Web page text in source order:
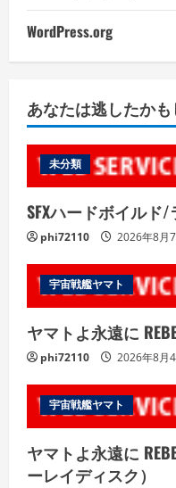
WordPress.org
あなたは逃したか
未分類
SFXハードボイルド
phi72110 2026年8月
宇宙戦艦ヤマト
ヤマトよ永遠に
phi72110 2026年8月
宇宙戦艦ヤマト
ヤマトよ永遠に
ーレイディスク）